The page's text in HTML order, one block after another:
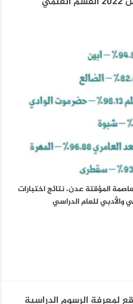
المؤقتة عدن، نتائج اختبارات
والأدبي للعام الدراسي
لمعرفة الرسوم الدراسية